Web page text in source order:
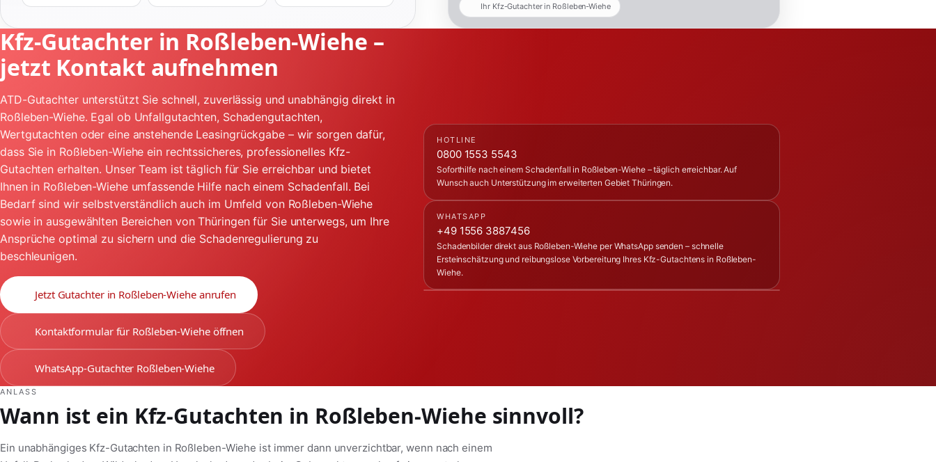
Ihr Kfz-Gutachter in Roßleben-Wiehe
Kfz-Gutachter in Roßleben-Wiehe –
jetzt Kontakt aufnehmen
ATD-Gutachter unterstützt Sie schnell, zuverlässig und unabhängig direkt in
Roßleben-Wiehe. Egal ob Unfallgutachten, Schadengutachten,
Wertgutachten oder eine anstehende Leasingrückgabe – wir sorgen dafür,
dass Sie in Roßleben-Wiehe ein rechtssicheres, professionelles Kfz-
Gutachten erhalten. Unser Team ist täglich für Sie erreichbar und bietet
Ihnen in Roßleben-Wiehe umfassende Hilfe nach einem Schadenfall. Bei
Bedarf sind wir selbstverständlich auch im Umfeld von Roßleben-Wiehe
sowie in ausgewählten Bereichen von Thüringen für Sie unterwegs, um Ihre
Ansprüche optimal zu sichern und die Schadenregulierung zu
beschleunigen.
Jetzt Gutachter in Roßleben-Wiehe anrufen
Kontaktformular für Roßleben-Wiehe öffnen
WhatsApp-Gutachter Roßleben-Wiehe
HOTLINE
0800 1553 5543
Soforthilfe nach einem Schadenfall in Roßleben-Wiehe – täglich erreichbar. Auf
Wunsch auch Unterstützung im erweiterten Gebiet Thüringen.
WHATSAPP
+49 1556 3887456
Schadenbilder direkt aus Roßleben-Wiehe per WhatsApp senden – schnelle
Ersteinschätzung und reibungslose Vorbereitung Ihres Kfz-Gutachtens in Roßleben-
Wiehe.
ANLASS
Wann ist ein Kfz-Gutachten in Roßleben-Wiehe sinnvoll?
Ein unabhängiges Kfz-Gutachten in Roßleben-Wiehe ist immer dann unverzichtbar, wenn nach einem